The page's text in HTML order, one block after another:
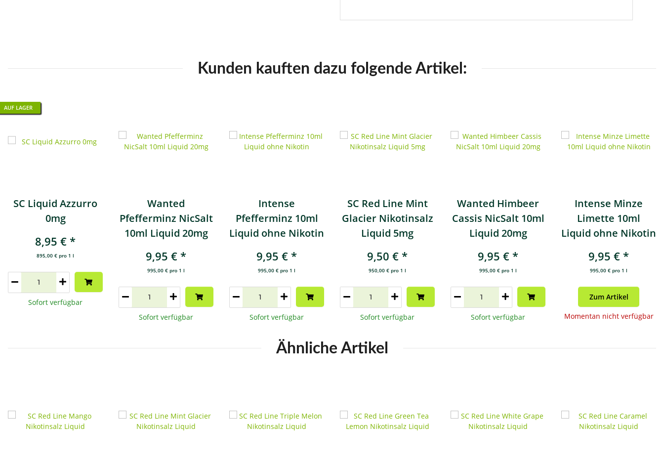
Kunden kauften dazu folgende Artikel:
AUF LAGER
SC Liquid Azzurro
0mg
8,95 € *
895,00 € pro 1 l
Sofort verfügbar
AUF LAGER
Wanted
Pfefferminz NicSalt
10ml Liquid 20mg
9,95 € *
995,00 € pro 1 l
Sofort verfügbar
AUF LAGER
Intense
Pfefferminz 10ml
Liquid ohne Nikotin
9,95 € *
995,00 € pro 1 l
Sofort verfügbar
AUF LAGER
SC Red Line Mint
Glacier Nikotinsalz
Liquid 5mg
9,50 € *
950,00 € pro 1 l
Sofort verfügbar
AUF LAGER
Wanted Himbeer
Cassis NicSalt 10ml
Liquid 20mg
9,95 € *
995,00 € pro 1 l
Sofort verfügbar
Intense Minze
Limette 10ml
Liquid ohne Nikotin
9,95 € *
995,00 € pro 1 l
Zum Artikel
Momentan nicht verfügbar
Ähnliche Artikel